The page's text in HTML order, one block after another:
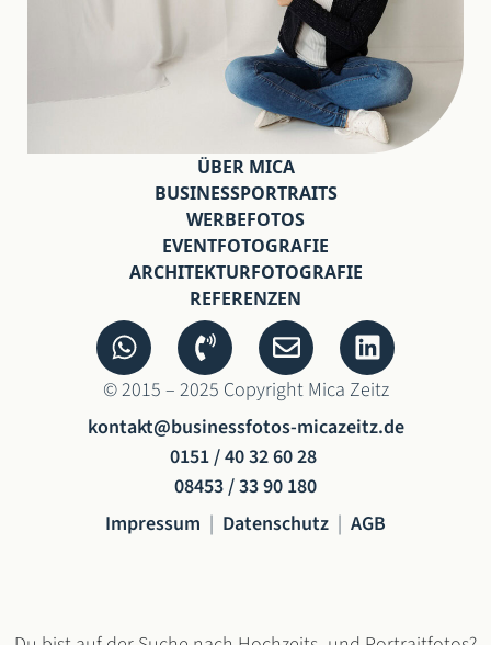
ÜBER MICA
BUSINESSPORTRAITS
WERBEFOTOS
EVENTFOTOGRAFIE
ARCHITEKTURFOTOGRAFIE
REFERENZEN
© 2015 – 2025 Copyright Mica Zeitz
kontakt@businessfotos-micazeitz.de
0151 / 40 32 60 28
08453 / 33 90 180
Impressum | Datenschutz | AGB